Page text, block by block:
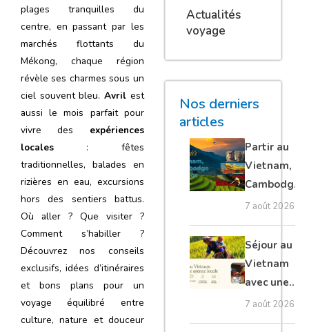
plages tranquilles du
centre, en passant par les
marchés flottants du
Mékong, chaque région
révèle ses charmes sous un
ciel souvent bleu.Avril est
aussi le mois parfait pour
vivre des expériences
locales : fêtes
traditionnelles, balades en
rizières en eau, excursions
hors des sentiers battus.
Où aller ? Que visiter ?
Comment s’habiller ?
Découvrez nos conseils
exclusifs, idées d’itinéraires
et bons plans pour un
voyage équilibré entre
culture, nature et douceur
Actualités
voyage
Nos derniers
articles
Partir au
Vietnam,
Cambodge
et Laos :
voyage
authentique
7 août 2026
Séjour au
Vietnam
avec une
agence
locale :
7 août 2026